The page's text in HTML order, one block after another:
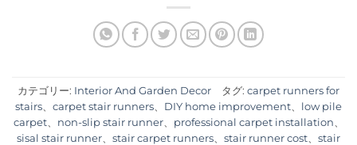
カテゴリー: Interior And Garden Decor タグ: carpet runners for
stairs
carpet stair runners DIY home improvement
low pile
carpet、 non-slip stair runner、 professional carpet installation
sisal stair runner
stair carpet runners stair runner cost
stair